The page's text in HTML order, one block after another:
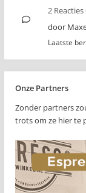
2
door
Laatste
Onze Partners
Zonder partners
trots om ze hier te